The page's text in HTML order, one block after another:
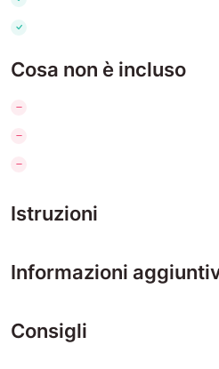
Cosa non è incluso
Istruzioni
Informazioni
Consigli